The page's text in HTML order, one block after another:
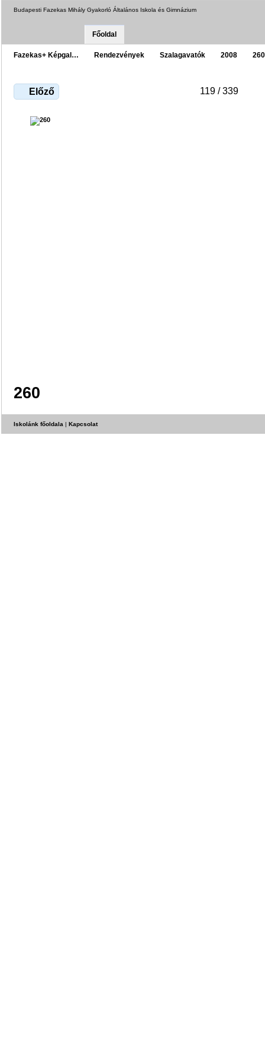
Budapesti Fazekas Mihály Gyakorló Általános Iskola és Gimnázium
Főoldal
Fazekas+ Képgal… Rendezvények Szalagavatók 2008 260
Előző 119 / 339
260
Iskolánk főoldala | Kapcsolat